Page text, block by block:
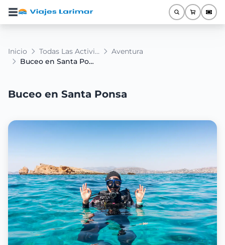
Inicio Todas Las Actividades
Aventura
Buceo en Santa Ponsa
Buceo en Santa Ponsa